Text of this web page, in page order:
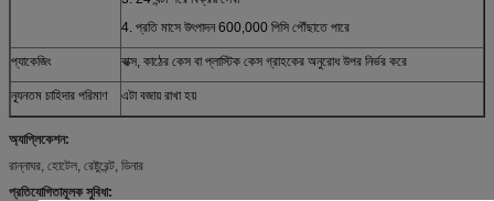
4. প্রতি মাসে উৎপাদন 600,000 পিসি পৌঁছাতে পারে
প্যাকেজিং বাক্স, কাঠের কেস বা প্লাস্টিক কেস গ্রাহকের অনুরোধ উপর নির্ভর করে
ন্যূনতম চাহিদার পরিমাণ এটা বজায় রাখা হয়
অ্যাপ্লিকেশন:
রান্নাঘর, হোটেল, রেষ্টুরেন্ট, ডিনার
প্রতিযোগিতামূলক সুবিধা: